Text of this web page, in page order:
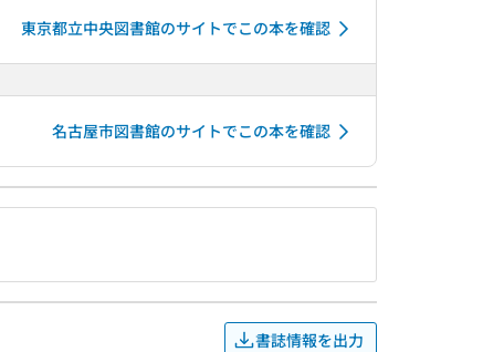
東京都立中央図書館のサイトでこの本を確認
名古屋市図書館のサイトでこの本を確認
書誌情報を出力